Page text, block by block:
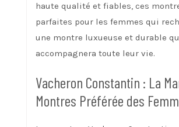
haute qualité et fiables, ces
parfaites pour les femmes qui
une montre luxueuse et durable
accompagnera toute leur vie.
Vacheron Constantin : La
Montres Préférée des